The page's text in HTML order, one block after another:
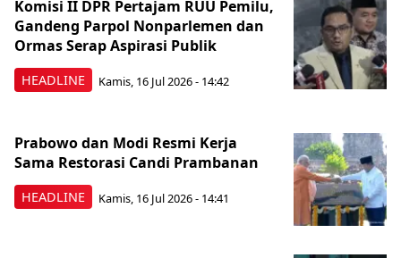
HEADLINE
Komisi II DPR Pertajam RUU Pemilu,
Gandeng Parpol Nonparlemen dan
Ormas Serap Aspirasi Publik
Kamis, 16 Jul 2026 - 14:42
HEADLINE
Prabowo dan Modi Resmi Kerja
Sama Restorasi Candi Prambanan
Kamis, 16 Jul 2026 - 14:41